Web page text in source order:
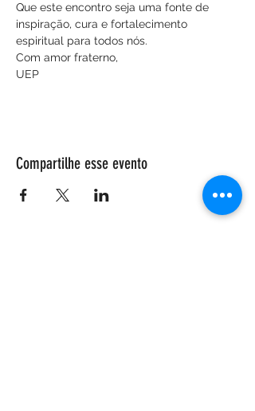
Que este encontro seja uma fonte de
inspiração, cura e fortalecimento
espiritual para todos nós.
Com amor fraterno,
UEP
Compartilhe esse evento